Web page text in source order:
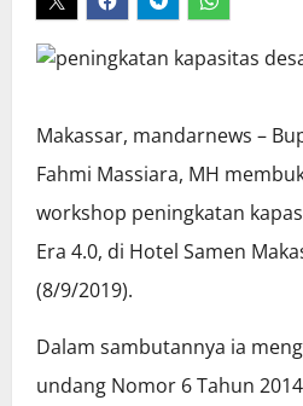
Makassar, mandarnews –
Fahmi Massiara, MH
workshop peningkatan
Era 4.0, di Hotel Samen
(8/9/2019).
Dalam sambutannya ia
undang Nomor 6 Tahun